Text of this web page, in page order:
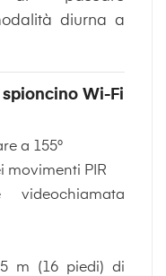
diurna a
Wi-Fi
a 155°
movimenti PIR
m (16 piedi) di